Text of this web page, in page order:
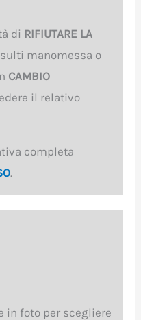
di RIFIUTARE LA
manomessa o
CAMBIO
il relativo
completa
.
in foto per scegliere